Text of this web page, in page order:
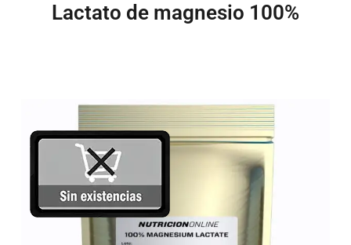
Lactato de magnesio 100%